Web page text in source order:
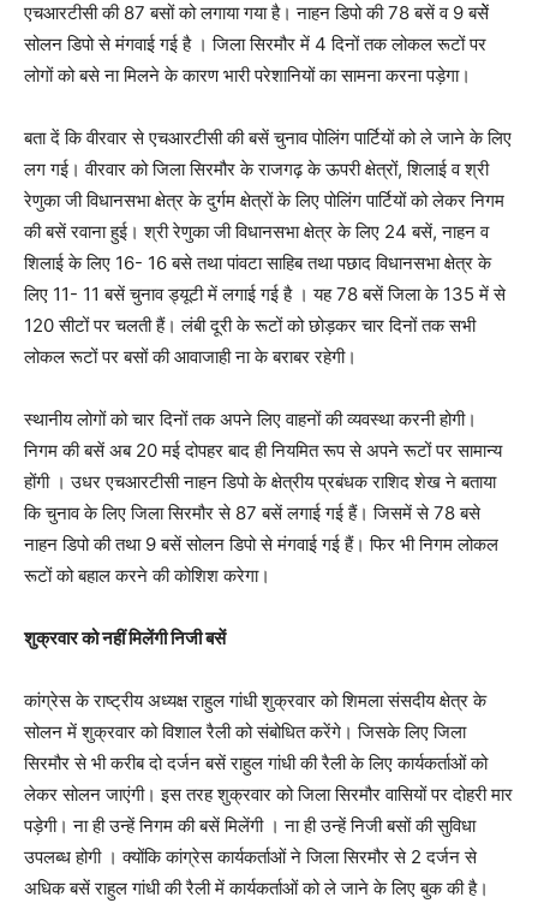
एचआरटीसी की 87 बसों को लगाया गया है। नाहन डिपो की 78 बसें व 9 बसेें
सोलन डिपो से मंगवाई गई है । जिला सिरमौर में 4 दिनों तक लोकल रूटों पर
लोगों को बसे ना मिलने के कारण भारी परेशानियों का सामना करना पड़ेगा।
बता दें कि वीरवार से एचआरटीसी की बसें चुनाव पोलिंग पार्टियों को ले जाने के लिए
लग गई। वीरवार को जिला सिरमौर के राजगढ़ के ऊपरी क्षेत्रों, शिलाई व श्री
रेणुका जी विधानसभा क्षेत्र के दुर्गम क्षेत्रों के लिए पोलिंग पार्टियों को लेकर निगम
की बसें रवाना हुई। श्री रेणुका जी विधानसभा क्षेत्र के लिए 24 बसें, नाहन व
शिलाई के लिए 16- 16 बसे तथा पांवटा साहिब तथा पछाद विधानसभा क्षेत्र के
लिए 11- 11 बसें चुनाव ड्यूटी में लगाई गई है । यह 78 बसें जिला के 135 में से
120 सीटों पर चलती हैं। लंबी दूरी के रूटों को छोड़कर चार दिनों तक सभी
लोकल रूटों पर बसों की आवाजाही ना के बराबर रहेगी।
स्थानीय लोगों को चार दिनों तक अपने लिए वाहनों की व्यवस्था करनी होगी।
निगम की बसें अब 20 मई दोपहर बाद ही नियमित रूप से अपने रूटों पर सामान्य
होंगी । उधर एचआरटीसी नाहन डिपो के क्षेत्रीय प्रबंधक राशिद शेख ने बताया
कि चुनाव के लिए जिला सिरमौर से 87 बसें लगाई गई हैं। जिसमें से 78 बसे
नाहन डिपो की तथा 9 बसें सोलन डिपो से मंगवाई गई हैं। फिर भी निगम लोकल
रूटों को बहाल करने की कोशिश करेगा।
शुक्रवार को नहीं मिलेंगी निजी बसें
कांग्रेस के राष्ट्रीय अध्यक्ष राहुल गांधी शुक्रवार को शिमला संसदीय क्षेत्र के
सोलन में शुक्रवार को विशाल रैली को संबोधित करेंगे। जिसके लिए जिला
सिरमौर से भी करीब दो दर्जन बसें राहुल गांधी की रैली के लिए कार्यकर्ताओं को
लेकर सोलन जाएंगी। इस तरह शुक्रवार को जिला सिरमौर वासियों पर दोहरी मार
पड़ेगी। ना ही उन्हें निगम की बसें मिलेंगी । ना ही उन्हें निजी बसों की सुविधा
उपलब्ध होगी । क्योंकि कांग्रेस कार्यकर्ताओं ने जिला सिरमौर से 2 दर्जन से
अधिक बसें राहुल गांधी की रैली में कार्यकर्ताओं को ले जाने के लिए बुक की है।